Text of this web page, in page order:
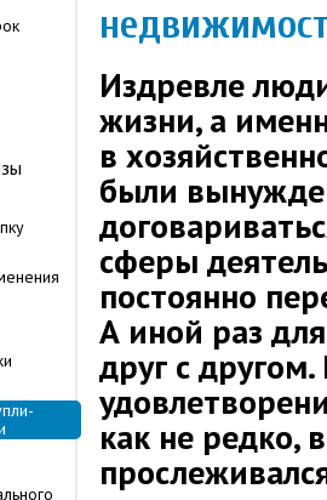
Издревле
жизни, а
в
были
сферы
постоянно
А иной раз
друг с
как не редко,